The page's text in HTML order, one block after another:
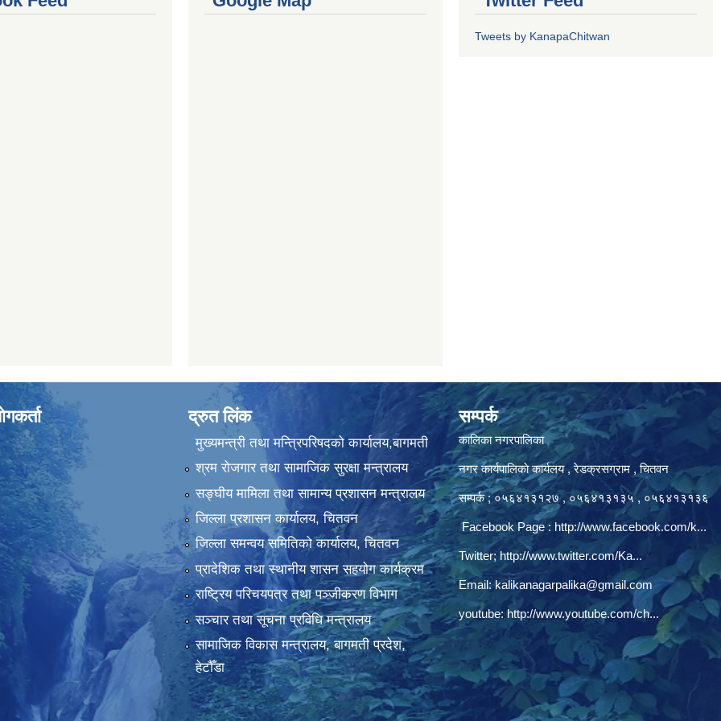
Tweets by KanapaChitwan
द्रुत लिंक
मुख्यमन्त्री तथा मन्त्रिपरिषदको कार्यालय,बागमती
श्रम रोजगार तथा सामाजिक सुरक्षा मन्त्रालय
सङ्‍घीय मामिला तथा सामान्य प्रशासन मन्त्रालय
जिल्ला प्रशासन कार्यालय, चितवन
जिल्ला समन्वय समितिको कार्यालय, चितवन
प्रादेशिक तथा स्थानीय शासन सहयोग कार्यक्रम
राष्ट्रिय परिचयपत्र तथा पञ्‍जीकरण विभाग
सञ्‍चार तथा सूचना प्रविधि मन्त्रालय
सामाजिक विकास मन्त्रालय, बागमती प्रदेश,
हेटौँडा
सम्पर्क
कालिका नगरपालिका
नगर कार्यपालिकाे कार्यलय‍ , रेडक्रसग्राम , चितवन
सम्पर्क ; ०५६४१३१२७ , ०५६४१३१३५ , ०५६४१३१३६
Facebook Page : http://www.facebook.com/k...
Twitter; http://www.twitter.com/Ka...
Email:kalikanagarpalika@gmail.com
youtube: http://www.youtube.com/ch...